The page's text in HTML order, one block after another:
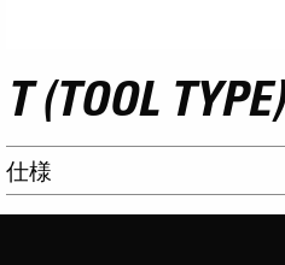
T (TOOL TYPE)
仕様